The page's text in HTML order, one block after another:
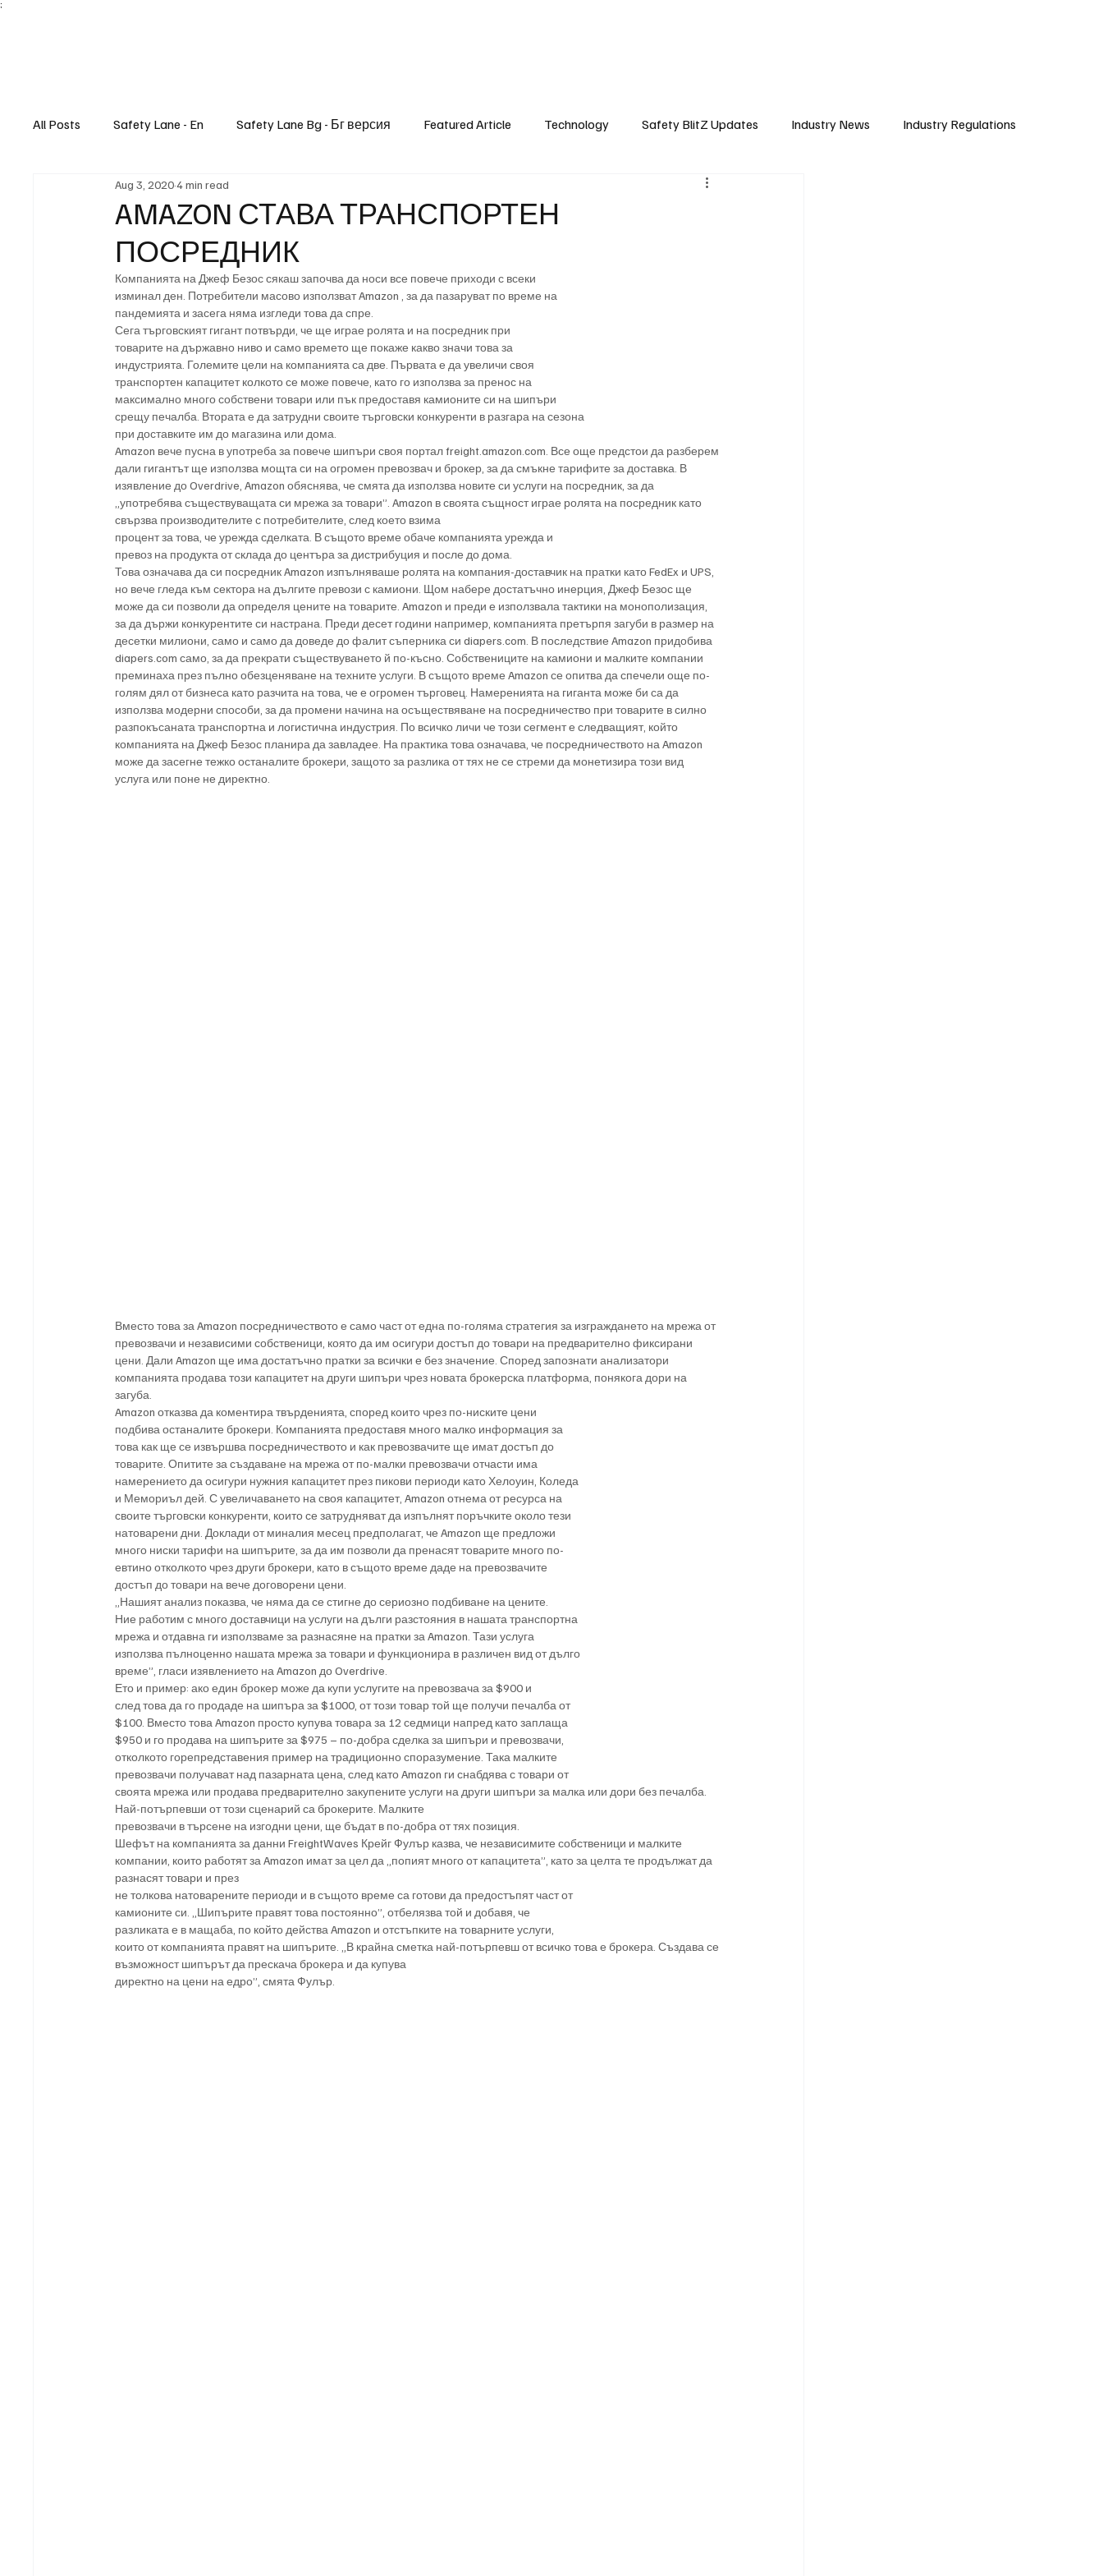
;
All Posts Safety Lane - En Safety Lane Bg - Бг версия Featured Article Technology Safety BlitZ Updates Industry News Industry Regulations
AMAZON СТАВА ТРАНСПОРТЕН
ПОСРЕДНИК
Aug 3, 20204 min read
Компанията на Джеф Безос сякаш започва да носи все повече приходи с всеки
изминал ден. Потребители масово използват Amazon , за да пазаруват по време на
пандемията и засега няма изгледи това да спре.
Сега търговският гигант потвърди, че ще играе ролята и на посредник при
товарите на държавно ниво и само времето ще покаже какво значи това за
индустрията. Големите цели на компанията са две. Първата е да увеличи своя
транспортен капацитет колкото се може повече, като го използва за пренос на
максимално много собствени товари или пък предоставя камионите си на шипъри
срещу печалба. Втората е да затрудни своите търговски конкуренти в разгара на сезона
при доставките им до магазина или дома.
Amazon вече пусна в употреба за повече шипъри своя портал freight.amazon.com. Все още предстои да разберем
дали гигантът ще използва мощта си на огромен превозвач и брокер, за да смъкне тарифите за доставка. В
изявление до Overdrive, Amazon обяснява, че смята да използва новите си услуги на посредник, за да
„употребява съществуващата си мрежа за товари”. Amazon в своята същност играе ролята на посредник като
свързва производителите с потребителите, след което взима
процент за това, че урежда сделката. В същото време обаче компанията урежда и
превоз на продукта от склада до центъра за дистрибуция и после до дома.
Това означава да си посредник Amazon изпълняваше ролята на компания-доставчик на пратки като FedEx и UPS,
но вече гледа към сектора на дългите превози с камиони. Щом набере достатъчно инерция, Джеф Безос ще
може да си позволи да определя цените на товарите. Amazon и преди е използвала тактики на монополизация,
за да държи конкурентите си настрана. Преди десет години например, компанията претърпя загуби в размер на
десетки милиони, само и само да доведе до фалит съперника си diapers.com. В последствие Amazon придобива
diapers.com само, за да прекрати съществуването й по-късно. Собствениците на камиони и малките компании
преминаха през пълно обезценяване на техните услуги. В същото време Amazon се опитва да спечели още по-
голям дял от бизнеса като разчита на това, че е огромен търговец. Намеренията на гиганта може би са да
използва модерни способи, за да промени начина на осъществяване на посредничество при товарите в силно
разпокъсаната транспортна и логистична индустрия. По всичко личи че този сегмент е следващият, който
компанията на Джеф Безос планира да завладее. На практика това означава, че посредничеството на Amazon
може да засегне тежко останалите брокери, защото за разлика от тях не се стреми да монетизира този вид
услуга или поне не директно.
Вместо това за Amazon посредничеството е само част от една по-голяма стратегия за изграждането на мрежа от
превозвачи и независими собственици, която да им осигури достъп до товари на предварително фиксирани
цени. Дали Amazon ще има достатъчно пратки за всички е без значение. Според запознати анализатори
компанията продава този капацитет на други шипъри чрез новата брокерска платформа, понякога дори на
загуба.
Amazon отказва да коментира твърденията, според които чрез по-ниските цени
подбива останалите брокери. Компанията предоставя много малко информация за
това как ще се извършва посредничеството и как превозвачите ще имат достъп до
товарите. Опитите за създаване на мрежа от по-малки превозвачи отчасти има
намерението да осигури нужния капацитет през пикови периоди като Хелоуин, Коледа
и Мемориъл дей. С увеличаването на своя капацитет, Amazon отнема от ресурса на
своите търговски конкуренти, които се затрудняват да изпълнят поръчките около тези
натоварени дни. Доклади от миналия месец предполагат, че Amazon ще предложи
много ниски тарифи на шипърите, за да им позволи да пренасят товарите много по-
евтино отколкото чрез други брокери, като в същото време даде на превозвачите
достъп до товари на вече договорени цени.
„Нашият анализ показва, че няма да се стигне до сериозно подбиване на цените.
Ние работим с много доставчици на услуги на дълги разстояния в нашата транспортна
мрежа и отдавна ги използваме за разнасяне на пратки за Amazon. Тази услуга
използва пълноценно нашата мрежа за товари и функционира в различен вид от дълго
време”, гласи изявлението на Amazon до Overdrive.
Ето и пример: ако един брокер може да купи услугите на превозвача за $900 и
след това да го продаде на шипъра за $1000, от този товар той ще получи печалба от
$100. Вместо това Amazon просто купува товара за 12 седмици напред като заплаща
$950 и го продава на шипърите за $975 – по-добра сделка за шипъри и превозвачи,
отколкото горепредставения пример на традиционно споразумение. Така малките
превозвачи получават над пазарната цена, след като Amazon ги снабдява с товари от
своята мрежа или продава предварително закупените услуги на други шипъри за малка или дори без печалба.
Най-потърпевши от този сценарий са брокерите. Малките
превозвачи в търсене на изгодни цени, ще бъдат в по-добра от тях позиция.
Шефът на компанията за данни FreightWaves Крейг Фулър казва, че независимите собственици и малките
компании, които работят за Amazon имат за цел да „попият много от капацитета”, като за целта те продължат да
разнасят товари и през
не толкова натоварените периоди и в същото време са готови да предостъпят част от
камионите си. „Шипърите правят това постоянно”, отбелязва той и добавя, че
разликата е в мащаба, по който действа Amazon и отстъпките на товарните услуги,
които от компанията правят на шипърите. „В крайна сметка най-потърпевш от всичко това е брокера. Създава се
възможност шипърът да прескача брокера и да купува
директно на цени на едро”, смята Фулър.